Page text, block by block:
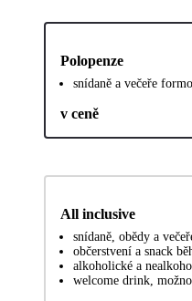
Polopenze
snídaně a večeře
v ceně
All inclusive
snídaně, obědy a
občerstvení a snack
alkoholické a
welcome drink,